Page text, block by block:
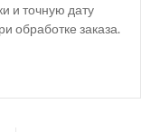
и точную дату
обработке заказа.